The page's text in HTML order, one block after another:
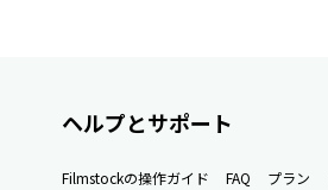
ヘルプとサポート
Filmstockの操作ガイド FAQ プラン